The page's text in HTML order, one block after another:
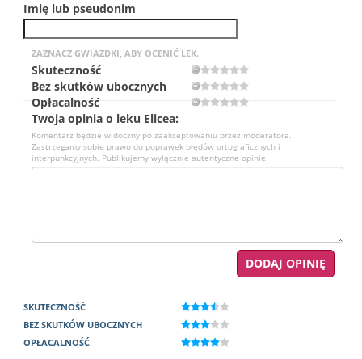
Twoja opinia o leku Elicea:
Komentarz będzie widoczny po zaakceptowaniu przez moderatora.
Zastrzegamy sobie prawo do poprawek błędów ortograficznych i
interpunkcyjnych. Publikujemy wyłącznie autentyczne opinie.
Imię lub pseudonim
ZAZNACZ GWIAZDKI, ABY OCENIĆ LEK.
Skuteczność
Bez skutków ubocznych
Opłacalność
SKUTECZNOŚĆ
BEZ SKUTKÓW UBOCZNYCH
OPŁACALNOŚĆ